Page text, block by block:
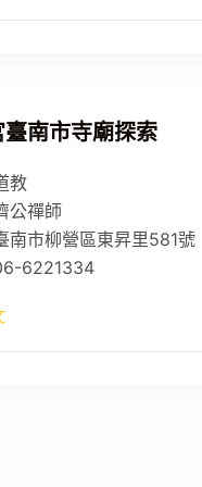
臺南市寺廟探索
教
公禪師
南市柳營區東昇里581號
6221334